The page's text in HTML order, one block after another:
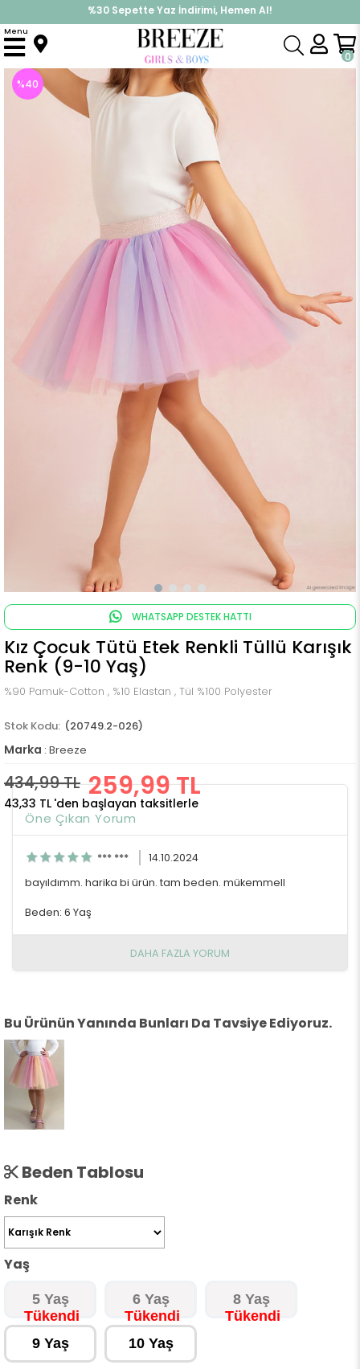
%30 Sepette Yaz İndirimi, Hemen Al!
İndirimlere ek %10 İndirimi Kap, Hemen Üye Ol!
0
Menu
Anasayfa Alt Giyim Etek
%40
WHATSAPP DESTEK HATTI
Kız Çocuk Tütü Etek Renkli Tüllü Karışık
Renk (9-10 Yaş)
%90 Pamuk-Cotton , %10 Elastan , Tül %100 Polyester
(20749.2-026)
Marka : Breeze
434,99 TL 259,99 TL
43,33 TL 'den başlayan taksitlerle
Öne Çıkan Yorum
*** ***
14.10.2024
bayıldımm. harika bi ürün. tam beden. mükemmell
Beden: 6 Yaş
DAHA FAZLA YORUM
Bu Ürünün Yanında Bunları Da Tavsiye Ediyoruz.
Beden Tablosu
Renk
Yaş
5 Yaş 6 Yaş 8 Yaş
9 Yaş 10 Yaş